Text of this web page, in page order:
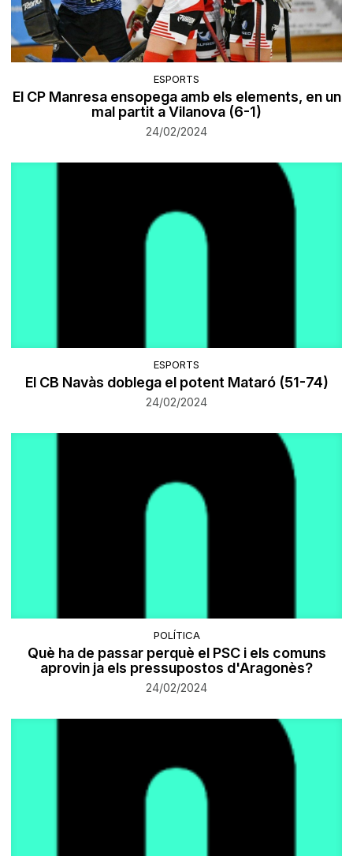
ESPORTS
El CP Manresa ensopega amb els elements, en un
mal partit a Vilanova (6-1)
24/02/2024
ESPORTS
El CB Navàs doblega el potent Mataró (51-74)
24/02/2024
POLÍTICA
Què ha de passar perquè el PSC i els comuns
aprovin ja els pressupostos d'Aragonès?
24/02/2024